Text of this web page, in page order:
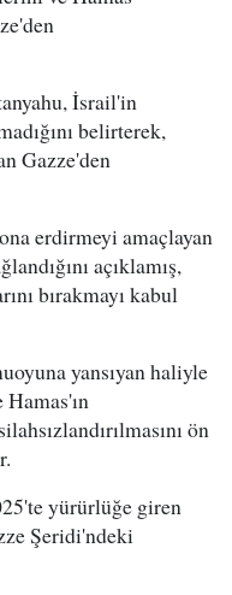
İsrail'in
belirterek,
Gazze'den
erdirmeyi amaçlayan
açıklamış,
bırakmayı kabul
yansıyan haliyle
Hamas'ın
ön
yürürlüğe giren
Şeridi'ndeki